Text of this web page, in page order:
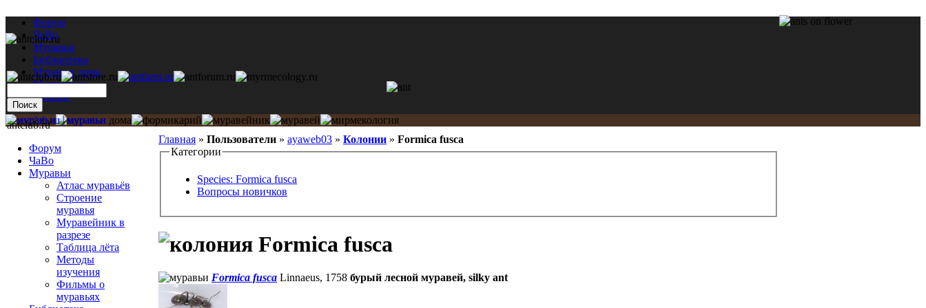
Форум
ЧаВо
Муравьи
Библиотека
Муравьи дома
Мастерская
Каталог
Главная » Пользователи » ayaweb03 » Колонии » Formica fusca
Категории
Species: Formica fusca
Вопросы новичков
Formica fusca
Formica fusca Linnaeus, 1758 бурый лесной муравей, silky ant
antclub.ru
Форум
ЧаВо
Муравьи
Атлас муравьёв
Строение
муравья
Муравейник в
разрезе
Таблица лёта
Методы
изучения
Фильмы о
муравьях